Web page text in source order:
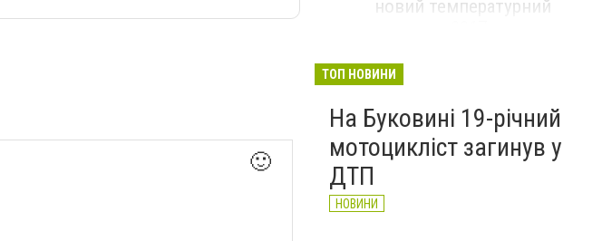
🙂
новий температурний
області обмежили рух
великовагового транспорту
НОВИНИ
ТОП НОВИНИ
На Буковині 19-річний
мотоцикліст загинув у
ДТП
НОВИНИ